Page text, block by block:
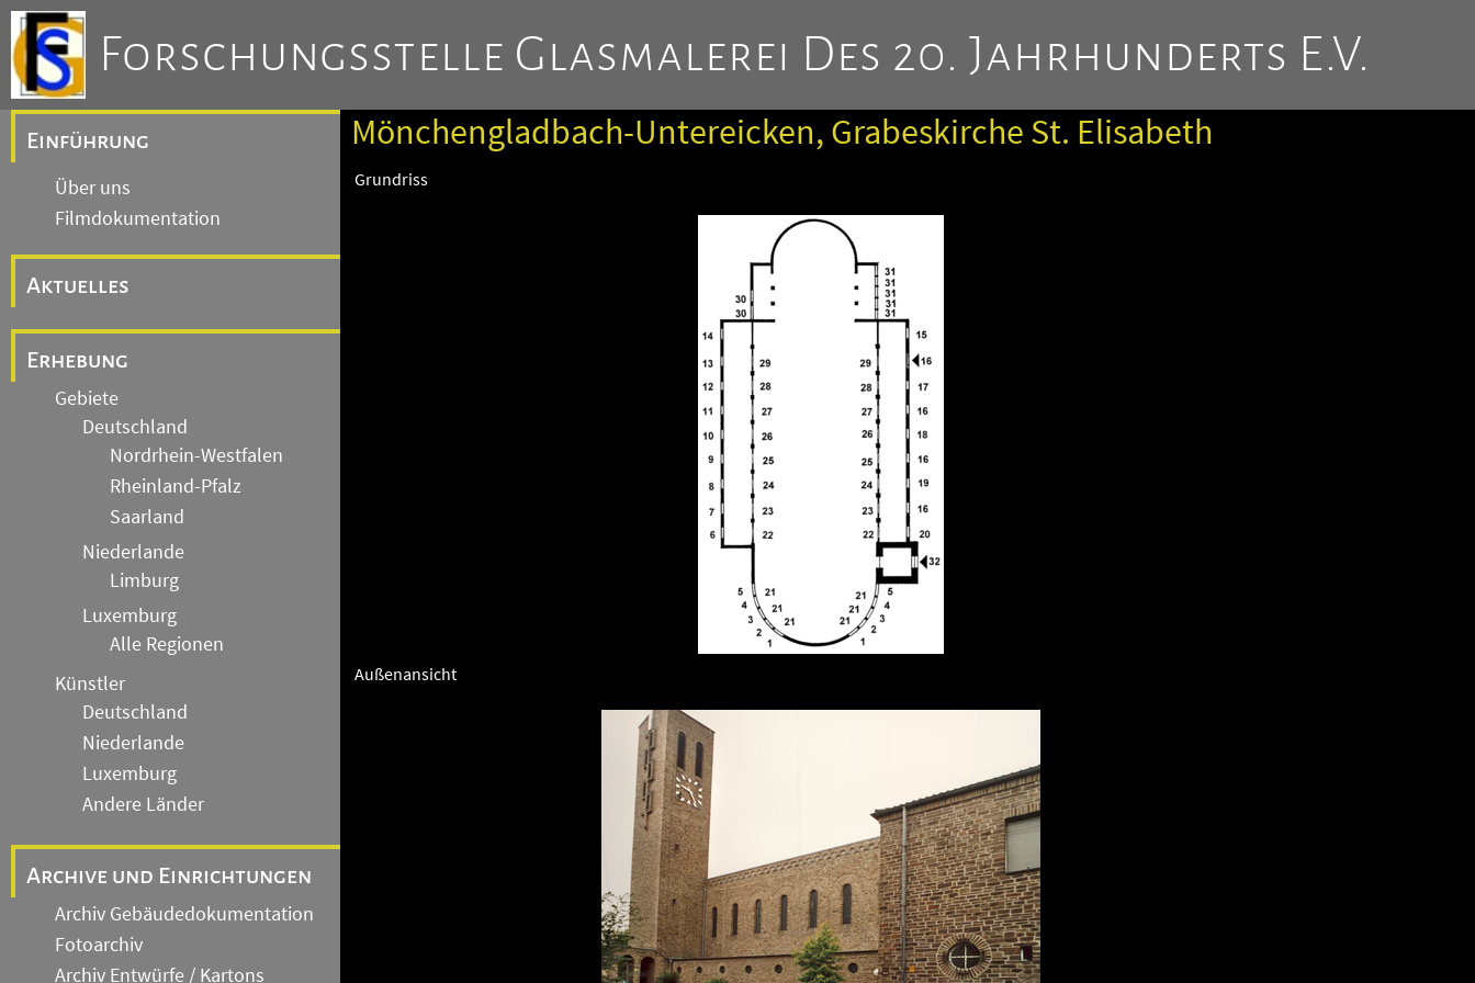
Forschungsstelle Glasmalerei Des 20. Jahrhunderts E.V.
Einführung
Über uns
Filmdokumentation
Aktuelles
Erhebung
Gebiete
Deutschland
Nordrhein-Westfalen
Rheinland-Pfalz
Saarland
Niederlande
Limburg
Luxemburg
Alle Regionen
Künstler
Deutschland
Niederlande
Luxemburg
Andere Länder
Archive und Einrichtungen
Archiv Gebäudedokumentation
Fotoarchiv
Archiv Entwürfe / Kartons
Mönchengladbach-Untereicken, Grabeskirche St. Elisabeth
Grundriss
Außenansicht